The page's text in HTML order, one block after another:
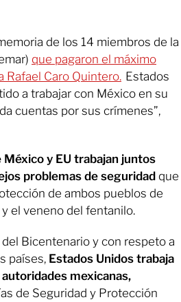
de los 14 miembros de la
que pagaron el máximo
Rafael Caro Quintero. Estados
a trabajar con México en su
cuentas por sus crímenes”,
y EU trabajan juntos
problemas de seguridad que
de ambos pueblos de
el veneno del fentanilo.
Bicentenario y con respeto a
países, Estados Unidos trabaja
mexicanas,
de Seguridad y Protección